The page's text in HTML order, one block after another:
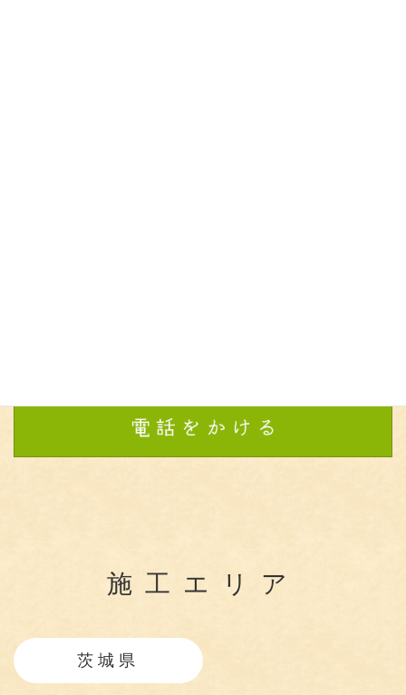
施工エリア
茨城県